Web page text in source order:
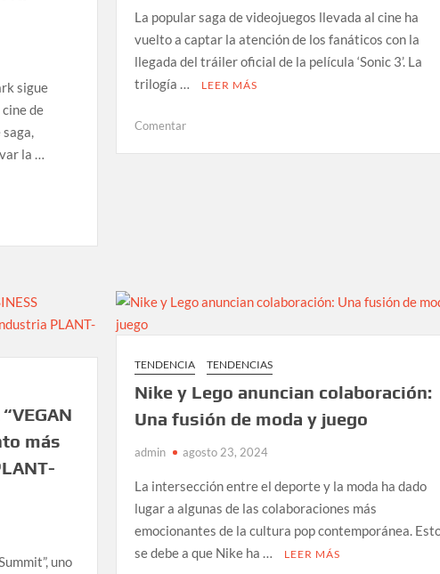
los
tiempos!
sigue
de
la …
La popular saga de videojuegos llevada al cine ha
vuelto a captar la atención de los fanáticos con la
llegada del tráiler oficial de la película ‘Sonic 3’. La
trilogía …
LEER MÁS
Comentaren
nuevo
más
uno
TENDENCIA TENDENCIAS
Nike y Lego anuncian colaboración:
Una fusión de moda y juego
admin agosto 23, 2024
La intersección entre el deporte y la moda ha dado
lugar a algunas de las colaboraciones más
emocionantes de la cultura pop contemporánea.
se debe a que Nike ha …
LEER MÁS